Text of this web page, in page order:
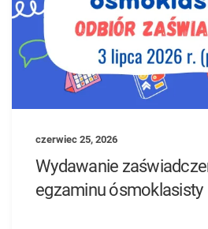
czerwiec 25, 2026
Wydawanie
egzaminu ósmoklasisty